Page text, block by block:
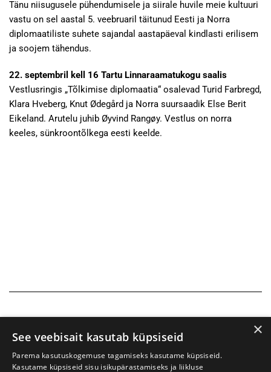
Tänu niisugusele pühendumisele ja siirale huvile meie kultuuri
vastu on sel aastal 5. veebruaril täitunud Eesti ja Norra
diplomaatiliste suhete sajandal aastapäeval kindlasti erilisem
ja soojem tähendus.
22. septembril kell 16 Tartu Linnaraamatukogu saalis
Vestlusringis „Tõlkimise diplomaatia“ osalevad Turid Farbregd,
Klara Hveberg, Knut Ødegård ja Norra suursaadik Else Berit
Eikeland. Arutelu juhib Øyvind Rangøy. Vestlus on norra
keeles, sünkroontõlkega eesti keelde.
×
See veebisait kasutab küpsiseid
Parema kasutuskogemuse tagamiseks kasutame küpsiseid.
Kasutame küpsiseid sisu isikupärastamiseks ja liikluse